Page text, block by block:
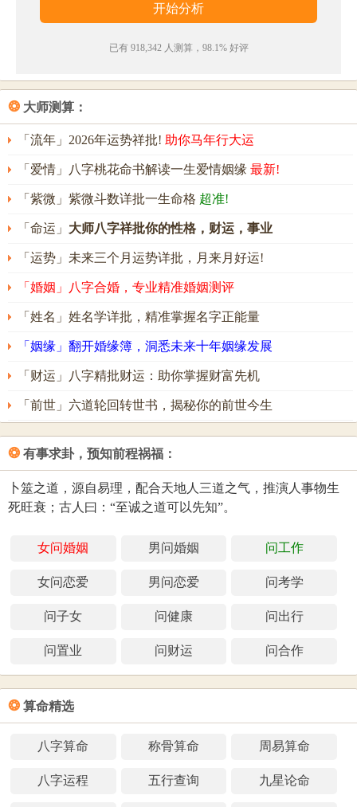
有粪的姓名五行组合是：土-水。这种组合的人踏实稳
重，待人热情，做事主动，能承受大的压力。其人意
常有贵人相助，能靠自身的努力开辟一番属于自己的
事业。
有粪名字能打多少分？
有粪名字评分为：
分（评分由卜易居根据姓名五格
数理测算得出，仅供参考）
已有 918,342 人测算，98.1% 好评
❂ 大师测算：
「流年」2026年运势祥批! 助你马年行大运
「爱情」八字桃花命书解读一生爱情姻缘 最新!
「紫微」紫微斗数详批一生命格 超准!
「命运」 大师八字祥批你的性格，财运，事业
「运势」未来三个月运势详批，月来月好运!
「婚姻」八字合婚，专业精准婚姻测评
「姓名」姓名学详批，精准掌握名字正能量
「姻缘」翻开婚缘簿，洞悉未来十年姻缘发展
「财运」八字精批财运：助你掌握财富先机
「前世」六道轮回转世书，揭秘你的前世今生
❂ 有事求卦，预知前程祸福：
卜筮之道，源自易理，配合天地人三道之气，推演人事物生
死旺衰；古人曰：“至诚之道可以先知”。
女问婚姻 男问婚姻 问工作
女问恋爱 男问恋爱 问考学
问子女 问健康 问出行
问置业 问财运 问合作
❂ 算命精选
八字算命 称骨算命 周易算命
八字运程 五行查询 九星论命